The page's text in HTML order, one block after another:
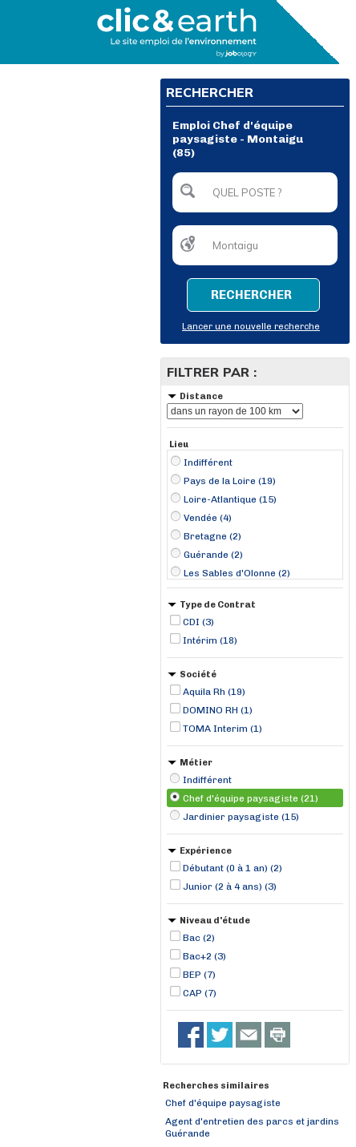
RECHERCHER
Emploi Chef d'équipe
paysagiste - Montaigu
(85)
RECHERCHER
Lancer une nouvelle recherche
FILTRER PAR :
Distance
Lieu
Indifférent
Pays de la Loire (19)
Loire-Atlantique (15)
Vendée (4)
Bretagne (2)
Guérande (2)
Les Sables d'Olonne (2)
Saint-Nazaire (2)
Venansault (2)
Ancenis (1)
Cordemais (1)
Type de Contrat
CDI (3)
Intérim (18)
Société
Aquila Rh (19)
DOMINO RH (1)
TOMA Interim (1)
Métier
Indifférent
Chef d'équipe paysagiste (21)
Jardinier paysagiste (15)
Expérience
Débutant (0 à 1 an) (2)
Junior (2 à 4 ans) (3)
Niveau d'étude
Bac (2)
Bac+2 (3)
BEP (7)
CAP (7)
Recherches similaires
Chef d'équipe paysagiste
Agent d'entretien des parcs et jardins
Guérande